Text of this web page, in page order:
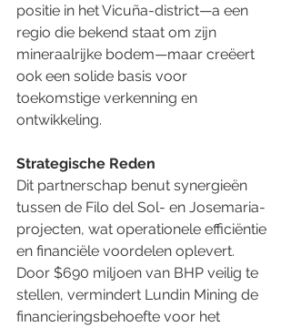
positie in het Vicuña-district—a een
regio die bekend staat om zijn
mineraalrijke bodem—maar creëert
ook een solide basis voor
toekomstige verkenning en
ontwikkeling.
Strategische Reden
Dit partnerschap benut synergieën
tussen de Filo del Sol- en Josemaria-
projecten, wat operationele efficiëntie
en financiële voordelen oplevert.
Door $690 miljoen van BHP veilig te
stellen, vermindert Lundin Mining de
financieringsbehoefte voor het